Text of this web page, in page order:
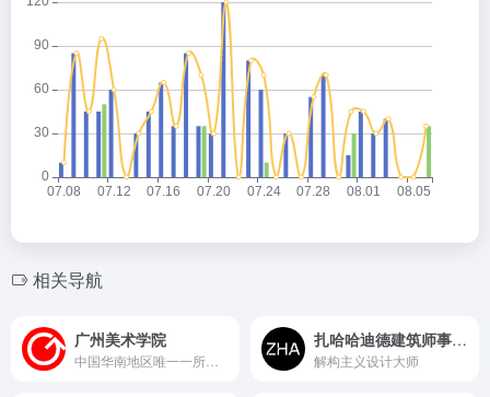
相关导航
广州美术学院 扎哈哈迪德建筑师事务所
解构主义设计大师